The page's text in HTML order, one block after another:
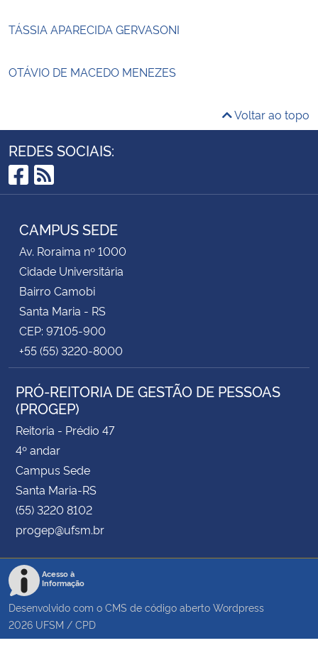
TÁSSIA APARECIDA GERVASONI
OTÁVIO DE MACEDO MENEZES
Voltar ao topo
REDES SOCIAIS:
Facebook
RSS
CAMPUS SEDE
Av. Roraima nº 1000
Cidade Universitária
Bairro Camobi
Santa Maria - RS
CEP: 97105-900
+55 (55) 3220-8000
PRÓ-REITORIA DE GESTÃO DE PESSOAS
(PROGEP)
Reitoria - Prédio 47
4º andar
Campus Sede
Santa Maria-RS
(55) 3220 8102
progep@ufsm.br
Acesso à
Informação
Desenvolvido com o CMS de código aberto Wordpress
2026 UFSM / CPD